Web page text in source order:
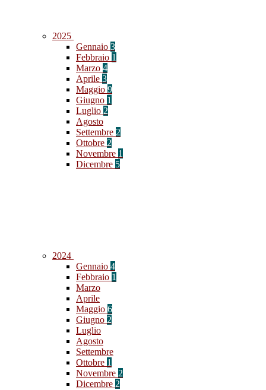
2025
Gennaio 3
Febbraio 1
Marzo 4
Aprile 3
Maggio 9
Giugno 1
Luglio 2
Agosto
Settembre 2
Ottobre 2
Novembre 1
Dicembre 5
2024
Gennaio 4
Febbraio 1
Marzo
Aprile
Maggio 6
Giugno 2
Luglio
Agosto
Settembre
Ottobre 1
Novembre 2
Dicembre 2